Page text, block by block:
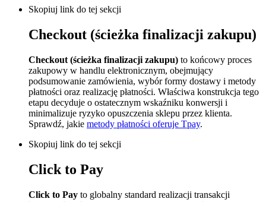
Skopiuj link do tej sekcji
Checkout (ścieżka finalizacji zakupu)
Checkout (ścieżka finalizacji zakupu) to końcowy proces
zakupowy w handlu elektronicznym, obejmujący
podsumowanie zamówienia, wybór formy dostawy i metody
płatności oraz realizację płatności. Właściwa konstrukcja tego
etapu decyduje o ostatecznym wskaźniku konwersji i
minimalizuje ryzyko opuszczenia sklepu przez klienta.
Sprawdź, jakie metody płatności oferuje Tpay.
Skopiuj link do tej sekcji
Click to Pay
Click to Pay to globalny standard realizacji transakcji